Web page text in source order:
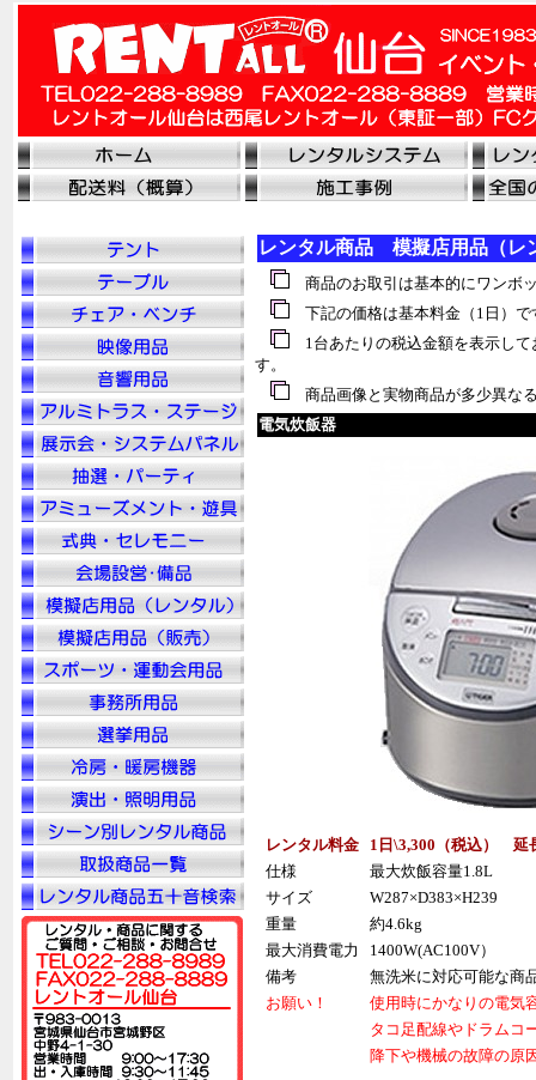
レンタル商品 模擬店用品（レ
商品のお取引は基本的にワンボ
下記の価格は基本料金（1日）で
1台あたりの税込金額を表示して
す。
商品画像と実物商品が多少異な
電気炊飯器
レンタル料金
1日\3,300（税込） 延
仕様
最大炊飯容量1.8L
サイズ
W287×D383×H239
重量
約4.6kg
最大消費電力
1400W(AC100V）
備考
無洗米に対応可能な商
お願い！
使用時にかなりの電気
タコ足配線やドラムコ
降下や機械の故障の原